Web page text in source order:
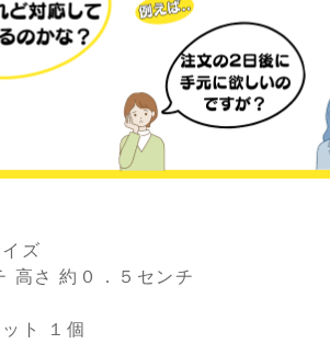
ズ
高さ 約０．５センチ
ト １個